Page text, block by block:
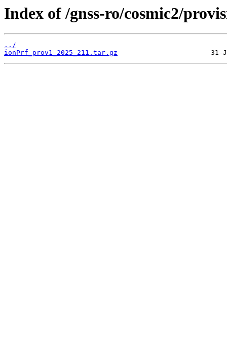
Index of /gnss-ro/cosmic2/
../
ionPrf_prov1_2025_211.tar.gz